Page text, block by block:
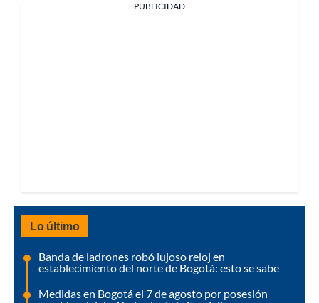
PUBLICIDAD
Lo último
Banda de ladrones robó lujoso reloj en
establecimiento del norte de Bogotá: esto se sabe
Medidas en Bogotá el 7 de agosto por posesión